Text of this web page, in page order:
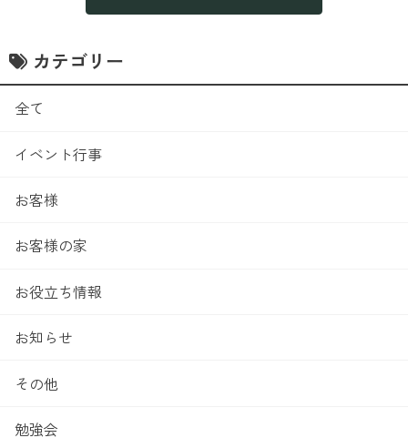
カテゴリー
全て
イベント行事
お客様
お客様の家
お役立ち情報
お知らせ
その他
勉強会